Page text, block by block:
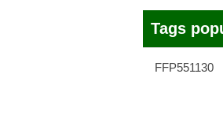
Tags
FFP551130